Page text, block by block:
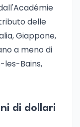
delle
Giappone,
a meno di
les-Bains,
di dollari